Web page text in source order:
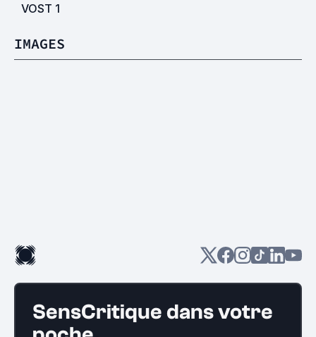
VOST 1
IMAGES
SensCritique dans votre